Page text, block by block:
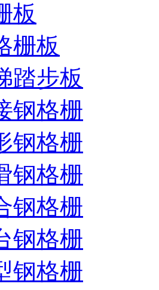
板
栅板
踏步板
钢格栅
钢格栅
钢格栅
钢格栅
钢格栅
钢格栅